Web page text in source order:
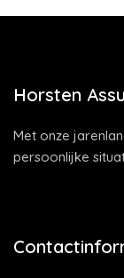
Horsten
Met onze
persoonlijke